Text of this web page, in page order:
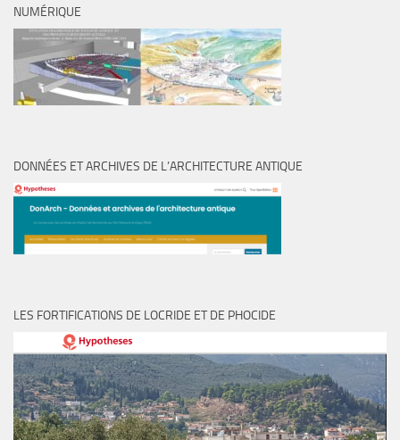
NUMÉRIQUE
DONNÉES ET ARCHIVES DE L’ARCHITECTURE ANTIQUE
LES FORTIFICATIONS DE LOCRIDE ET DE PHOCIDE